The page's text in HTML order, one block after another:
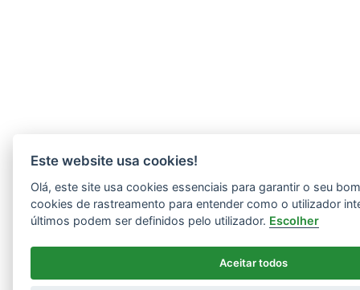
Este website usa cookies!
Olá, este site usa cookies essenciais para garantir o seu
cookies de rastreamento para entender como o utilizador
últimos podem ser definidos pelo utilizador. Escolher
Aceitar todos